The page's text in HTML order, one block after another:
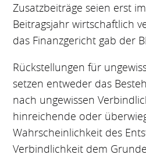
Zusatzbeiträge seien erst
Beitragsjahr wirtschaftlich
das Finanzgericht gab der
Rückstellungen für
setzen entweder das
nach ungewissen
hinreichende oder
Wahrscheinlichkeit des
Verbindlichkeit dem